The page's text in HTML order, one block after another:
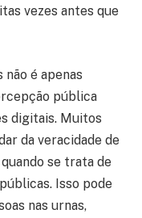
vezes antes que
é apenas
pública
digitais. Muitos
da veracidade de
se trata de
Isso pode
nas urnas,